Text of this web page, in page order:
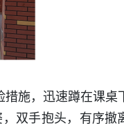
措施，迅速蹲在课桌
双手抱头，有序撤